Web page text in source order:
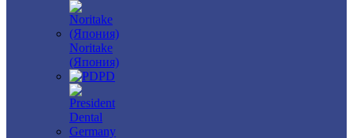
Noritake
(Япония)
PD